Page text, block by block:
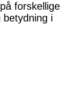
forskellige
i